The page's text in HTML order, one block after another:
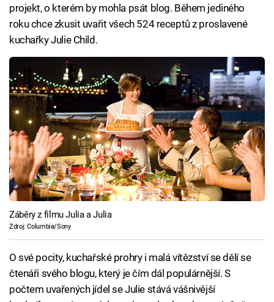
projekt, o kterém by mohla psát blog. Během jediného
roku chce zkusit uvařit všech 524 receptů z proslavené
kuchařky Julie Child.
Záběry z filmu Julia a Julia
Zdroj: Columbia/Sony
O své pocity, kuchařské prohry i malá vítězství se dělí se
čtenáři svého blogu, který je čím dál populárnější. S
počtem uvařených jídel se Julie stává vášnivější